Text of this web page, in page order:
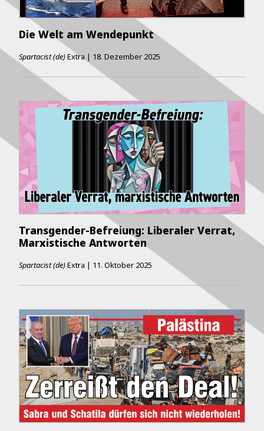
Die Welt am Wendepunkt
Spartacist (de)Extra | 18. Dezember 2025
Transgender-Befreiung: Liberaler Verrat,
Marxistische Antworten
Spartacist (de)Extra | 11. Oktober 2025